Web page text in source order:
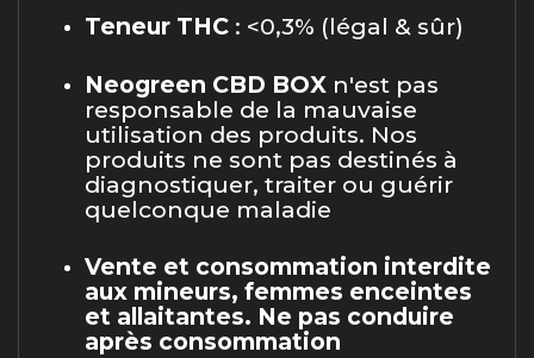
Teneur THC : <0,3% (légal & sûr)
Neogreen CBD BOX n'est pas
responsable de la mauvaise
utilisation des produits. Nos
produits ne sont pas destinés à
diagnostiquer, traiter ou guérir
quelconque maladie
Vente et consommation interdite
aux mineurs, femmes enceintes
et allaitantes. Ne pas conduire
après consommation